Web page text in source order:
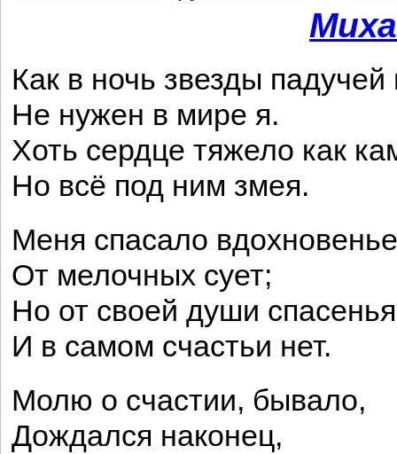
Как в ночь звезды
Не нужен в мире я.
Хоть сердце тяжело как
Но всё под ним змея.
Меня спасало вдохновенье
От мелочных сует;
Но от своей души спасенья
И в самом счастьи нет.
Молю о счастии, бывало,
Дождался наконец,